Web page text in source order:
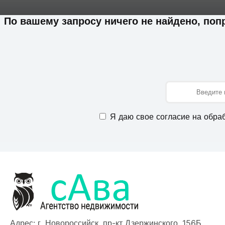
По вашему запросу ничего не найдено,
Я даю свое согласие на